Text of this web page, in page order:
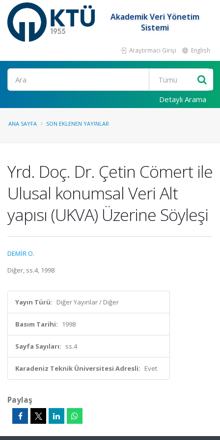
Akademik Veri Yönetim
Sistemi
Araştırmacı Girişi English
Ara
Detaylı Arama
ANA SAYFA SON EKLENEN YAYINLAR
Yrd. Doç. Dr. Çetin Cömert ile
Ulusal konumsal Veri Alt
yapısı (UKVA) Üzerine Söyleşi
DEMİR O.
Diğer, ss.4, 1998
Yayın Türü: Diğer Yayınlar / Diğer
Basım Tarihi: 1998
Sayfa Sayıları: ss.4
Karadeniz Teknik Üniversitesi Adresli: Evet
Paylaş